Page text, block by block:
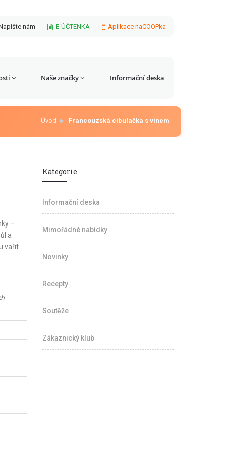
nám E-ÚČTENKA Aplikace naCOOPka
Naše značky Informační deska
Úvod Francouzská cibulačka s vínem
–
a
vařit
Kategorie
Informační deska
Mimořádné nabídky
Novinky
Recepty
Soutěže
Zákaznický klub